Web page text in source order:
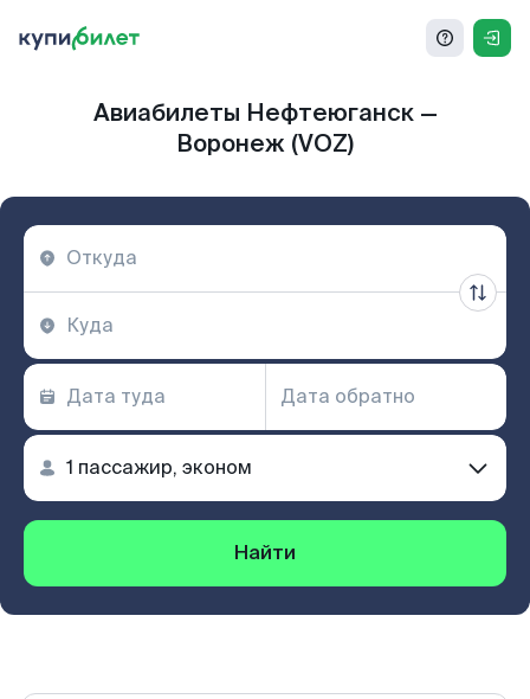
Авиабилеты Нефтеюганск —
Воронеж (VOZ)
Найти